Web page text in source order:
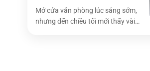
Mở cửa văn phòng lúc sáng sớm,
nhưng đến chiều tối mới thấy vài